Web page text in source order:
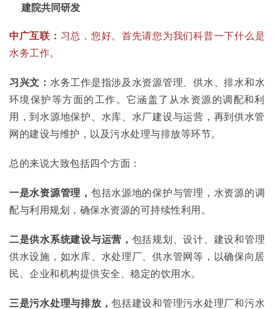
建院共同研发
中广互联： 习总，您好。首先请您为我们科普一下什么是
水务工作。
习兴文： 水务工作是指涉及水资源管理、供水、排水和水
环境保护等方面的工作。它涵盖了从水资源的调配和利
用，到水源地保护、水库、水厂建设与运营，再到供水管
网的建设与维护，以及污水处理与排放等环节。
总的来说大致包括四个方面：
一是水资源管理， 包括水源地的保护与管理，水资源的调
配与利用规划，确保水资源的可持续性利用。
二是供水系统建设与运营， 包括规划、设计、建设和管理
供水设施，如水库、水处理厂、供水管网等，以确保向居
民、企业和机构提供安全、稳定的饮用水。
三是污水处理与排放，包括建设和管理污水处理厂和污水